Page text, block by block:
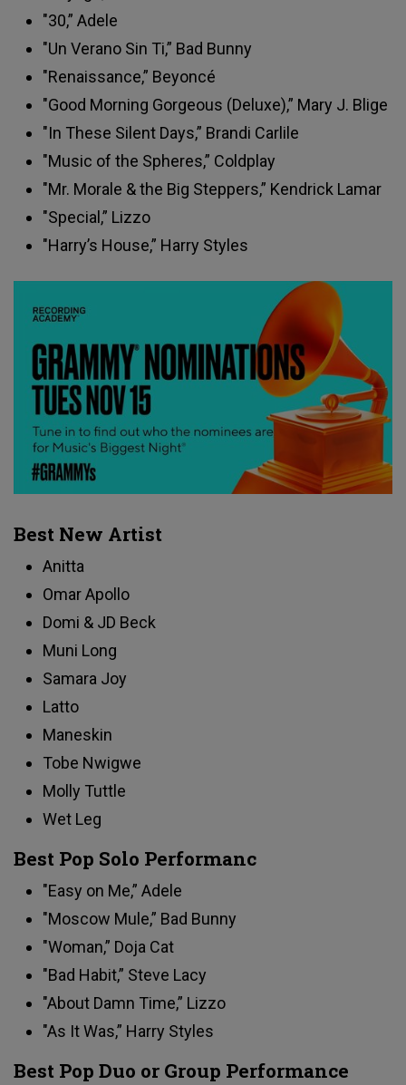
"30,” Adele
"Un Verano Sin Ti,” Bad Bunny
"Renaissance,” Beyoncé
"Good Morning Gorgeous (Deluxe),” Mary J. Blige
"In These Silent Days,” Brandi Carlile
"Music of the Spheres,” Coldplay
"Mr. Morale & the Big Steppers,” Kendrick Lamar
"Special,” Lizzo
"Harry’s House,” Harry Styles
Best New Artist
Anitta
Omar Apollo
Domi & JD Beck
Muni Long
Samara Joy
Latto
Maneskin
Tobe Nwigwe
Molly Tuttle
Wet Leg
Best Pop Solo Performanc
"Easy on Me,” Adele
"Moscow Mule,” Bad Bunny
"Woman,” Doja Cat
"Bad Habit,” Steve Lacy
"About Damn Time,” Lizzo
"As It Was,” Harry Styles
Best Pop Duo or Group Performance